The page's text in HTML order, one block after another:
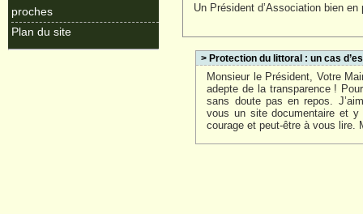
proches
Plan du site
Un Président d’Association bien en
> Protection du littoral : un cas
Monsieur le Président, Votre
adepte de la transparence !
sans doute pas en repos.
vous un site documentaire et y
courage et peut-être à vous lire.